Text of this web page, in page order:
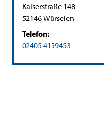
Straße:
Kaiserstraße Hausnummer:
148
PLZ:
52146Ort:
Würselen
Telefon:
02405 4159453